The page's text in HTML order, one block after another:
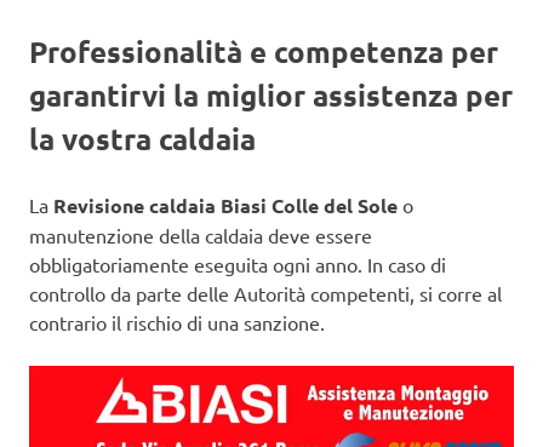
Professionalità e competenza per
garantirvi la miglior assistenza per
la vostra caldaia
La Revisione caldaia Biasi Colle del Sole o
manutenzione della caldaia deve essere
obbligatoriamente eseguita ogni anno. In caso di
controllo da parte delle Autorità competenti, si corre al
contrario il rischio di una sanzione.